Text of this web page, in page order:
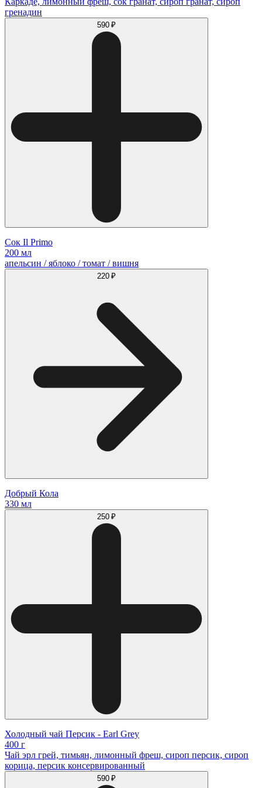
гренадин
590 ₽
Сок Il Primo
200 мл
апельсин / яблоко / томат / вишня
220 ₽
Добрый Кола
330 мл
250 ₽
Холодный чай Персик - Earl Grey
400 г
Чай эрл грей, тимьян, лимонный фреш, сироп персик, сироп
корица, персик консервированный
590 ₽